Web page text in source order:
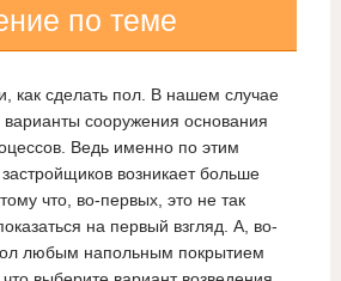
по теме
как сделать пол. В нашем случае
сооружения основания
Ведь именно по этим
возникает больше
что, во-первых, это не так
на первый взгляд. А, во-
любым напольным покрытием